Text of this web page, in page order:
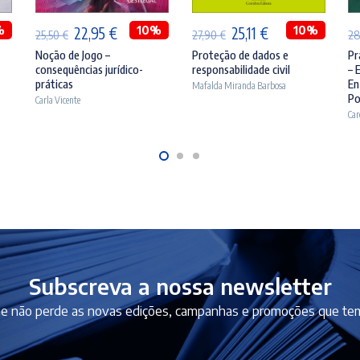
25,50€ O
preço
original
era:
22,95 €O
atual
10%
Noção de Jogo –
consequências jurídico-
práticas
Carla Vicente
27,90€ O
preço
original
25,11 €O
preço
atual
10%
Proteção de dados e
responsabilidade civil
Mafalda Miranda Barbosa
–
Subscreva a nossa newsletter
não perde as novas edições, campanhas e promoções que